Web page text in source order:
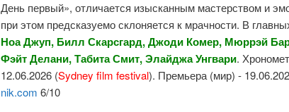
День первый», отличается изысканным мастерством и
при этом предсказуемо склоняется к мрачности. В
Ноа Джуп, Билл Скарсгард, Джоди Комер, Мюррэй
Фэйт Делани, Табита Смит, Элайджа Унгвари.
12.06.2026 (Sydney film festival). Премьера (мир) -
nik.com 6/10